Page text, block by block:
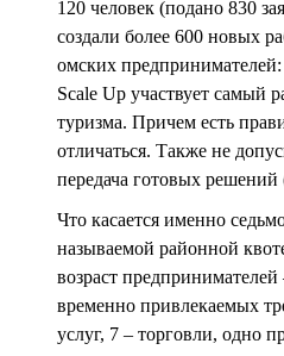
120 человек (подано 830
создали более 600 новых
омских
Scale Up участвует самый
туризма. Причем есть
отличаться. Также не
передача готовых
Что касается именно
называемой районной
возраст
временно привлекаемых
услуг, 7 – торговли, одно